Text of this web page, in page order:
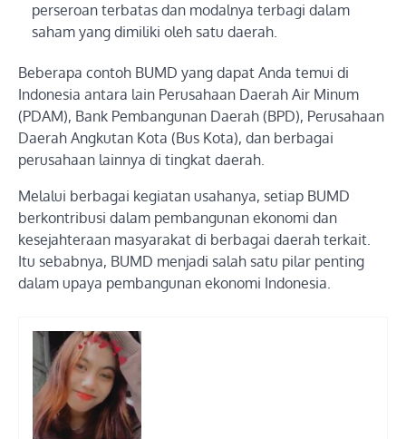
perseroan terbatas dan modalnya terbagi dalam
saham yang dimiliki oleh satu daerah.
Beberapa contoh BUMD yang dapat Anda temui di
Indonesia antara lain Perusahaan Daerah Air Minum
(PDAM), Bank Pembangunan Daerah (BPD), Perusahaan
Daerah Angkutan Kota (Bus Kota), dan berbagai
perusahaan lainnya di tingkat daerah.
Melalui berbagai kegiatan usahanya, setiap BUMD
berkontribusi dalam pembangunan ekonomi dan
kesejahteraan masyarakat di berbagai daerah terkait.
Itu sebabnya, BUMD menjadi salah satu pilar penting
dalam upaya pembangunan ekonomi Indonesia.